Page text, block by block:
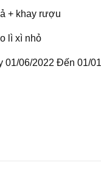
+ khay rượu
lì xì nhỏ
01/06/2022 Đến 01/